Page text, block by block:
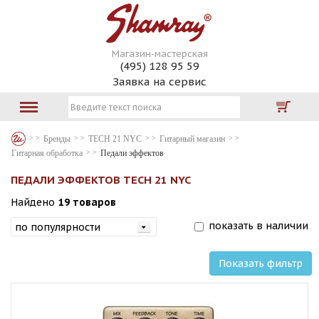
Магазин-мастерская
(495) 128 95 59
Заявка на сервис
Бренды TECH 21 NYC
Гитарный магазин
Гитарная обработка
Педали эффектов
ПЕДАЛИ ЭФФЕКТОВ TECH 21 NYC
Найдено 19 товаров
показать в наличии
Показать фильтр